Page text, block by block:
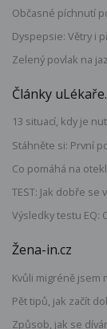
Občasné píchnutí
Dyspepsie: Větry i
Zelený povlak na
Články
13 situací, kdy je
Stáhněte si: První
Co pomáhá na
TEST: Jak dobře se
Výsledky testu EQ:
Žena-in.cz
Kvůli migréně jsem
Pět tipů, jak začít
Způsob, jak se